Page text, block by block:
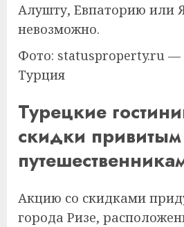
Алушту, Евпаторию или
невозможно.
Фото: statusproperty.ru —
Турция
Турецкие
скидки привитым
Акцию со скидками
города Ризе,